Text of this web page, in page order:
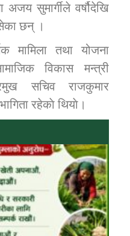
अजय सुमार्गीले वर्षौदेखि
छन् ।
मामिला तथा योजना
विकास मन्त्री
सचिव राजकुमार
रहेकाे थियाे।